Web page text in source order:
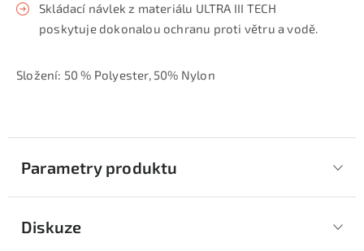
Skládací návlek z materiálu ULTRA III TECH
poskytuje dokonalou ochranu proti větru a vodě.
Složení: 50 % Polyester, 50% Nylon
Parametry produktu
Diskuze